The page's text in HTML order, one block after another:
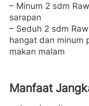
– Minum 2 sdm
sarapan
– Seduh 2 sdm
hangat dan minum
makan malam
Manfaat